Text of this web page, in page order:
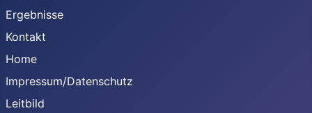
Ergebnisse
Kontakt
Home
Impressum/Datenschutz
Leitbild